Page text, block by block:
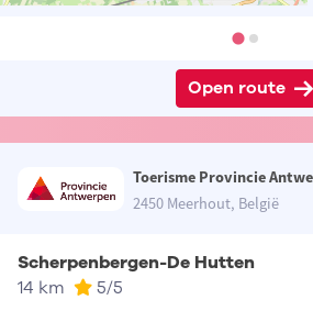
Open route
Toerisme Provincie
2450 Meerhout, België
Scherpenbergen-De Hutten
14 km 5/5